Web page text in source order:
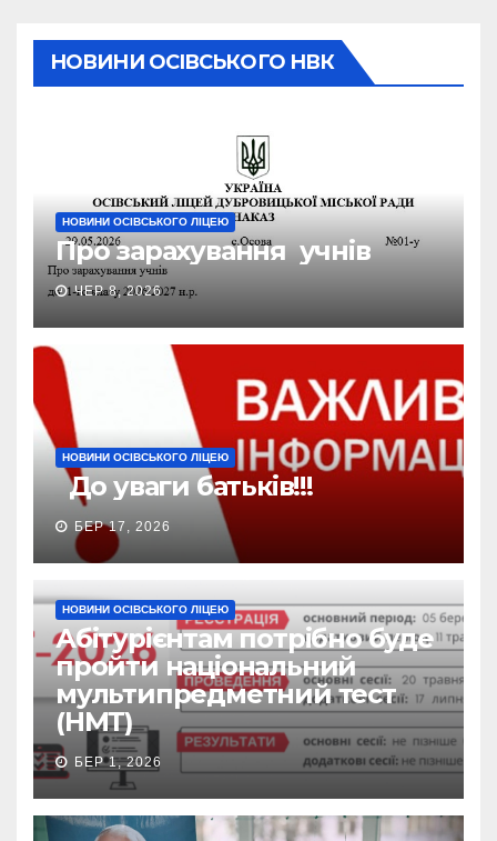
НОВИНИ ОСІВСЬКОГО НВК
НОВИНИ ОСІВСЬКОГО ЛІЦЕЮ
Про зарахування учнів
ЧЕР 8, 2026
НОВИНИ ОСІВСЬКОГО ЛІЦЕЮ
До уваги батьків!!!
БЕР 17, 2026
НОВИНИ ОСІВСЬКОГО ЛІЦЕЮ
Абітурієнтам потрібно буде
пройти національний
мультипредметний тест
(НМТ)
БЕР 1, 2026